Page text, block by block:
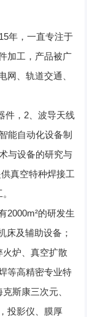
年，一直专注于
加工，产品被广
网、轨道交通、
件，2、波导天线
能自动化设备制
与设备的研究与
真空特种焊接工
2000m²的研发生
床及辅助设备；
火炉、真空扩散
等高精密专业特
斯康三次元、
投影仪、膜厚